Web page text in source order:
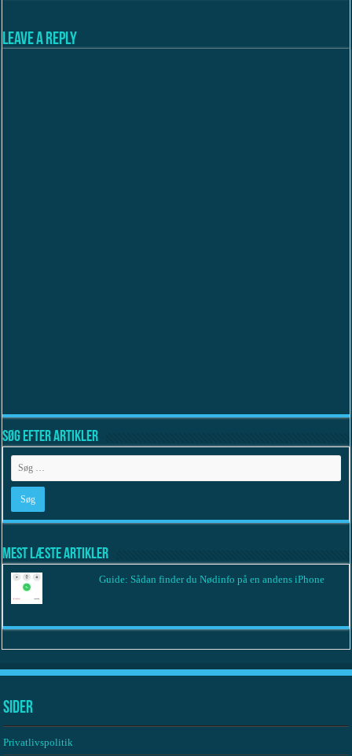
Leave a Reply
Søg efter artikler
Mest læste artikler
Guide: Sådan finder du Nødinfo på en andens iPhone
Sider
Privatlivspolitik